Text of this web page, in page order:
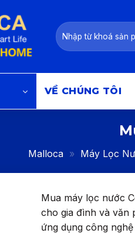
Tìm
kiếm:
VỀ CHÚNG TÔI
Malloca » Máy Lọc
Mua máy lọc nước
cho gia đình và văn
ứng dụng công